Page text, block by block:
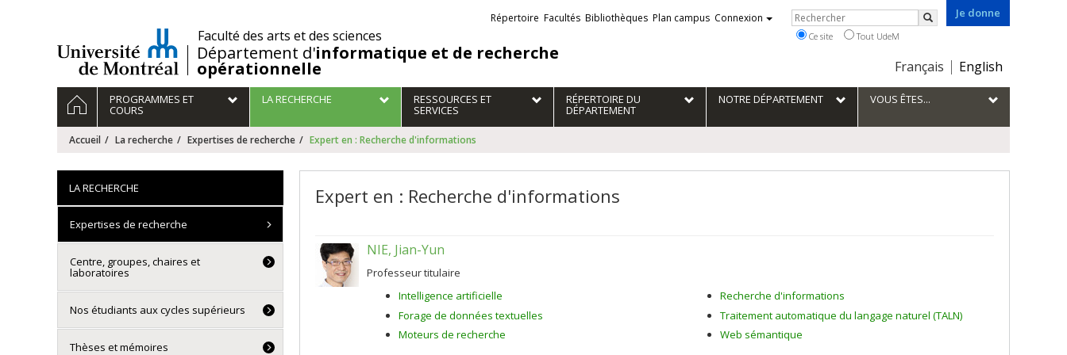
/Faculté des arts et des sciences
Département d'informatique et de recherche
opérationnelle
Je donne
Choix
la
langue
Français English
Liens
externes
Répertoire Facultés Bibliothèques Plan campus Connexion Rechercher
Rechercher
Ce site Tout UdeM
Navigation
principale
ACCUEILPROGRAMMES ET
COURS
LA RECHERCHE RESSOURCES ET
SERVICES
RÉPERTOIRE DU
DÉPARTEMENT
NOTRE DÉPARTEMENT VOUS ÊTES...
Accueil La recherche Expertises de recherche Expert en : Recherche d'informations
Expert en : Recherche d'informations
NIE, Jian-Yun
Professeur titulaire
Intelligence artificielle
Forage de données textuelles
Moteurs de recherche
Recherche d'informations
Traitement automatique du langage naturel (TALN)
Web sémantique
LA RECHERCHE
Expertises de recherche
Centre, groupes, chaires et
laboratoires
Nos étudiants aux cycles supérieurs
Thèses et mémoires